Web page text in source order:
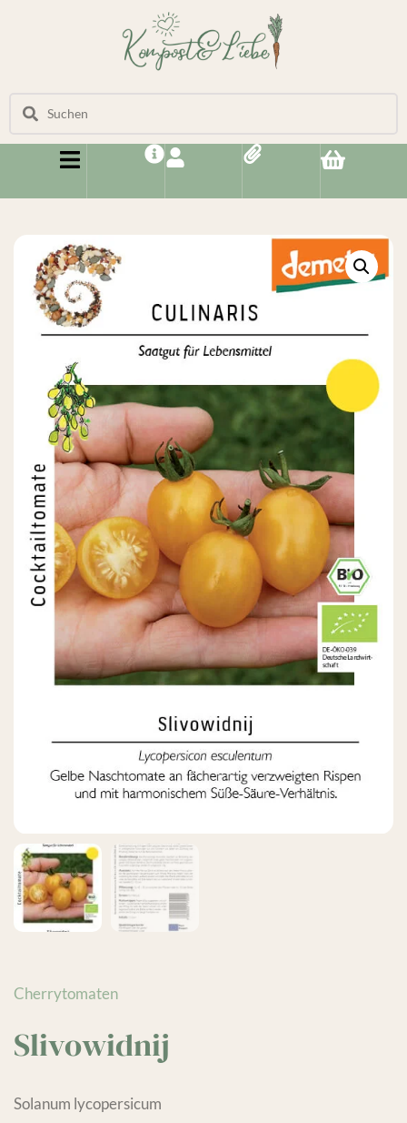
Cherrytomaten
Slivowidnij
Solanum lycopersicum